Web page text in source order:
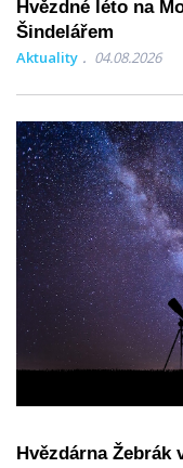
Hvězdné léto na
Šindelářem
Aktuality 04.08.2026
Hvězdárna Žebrák